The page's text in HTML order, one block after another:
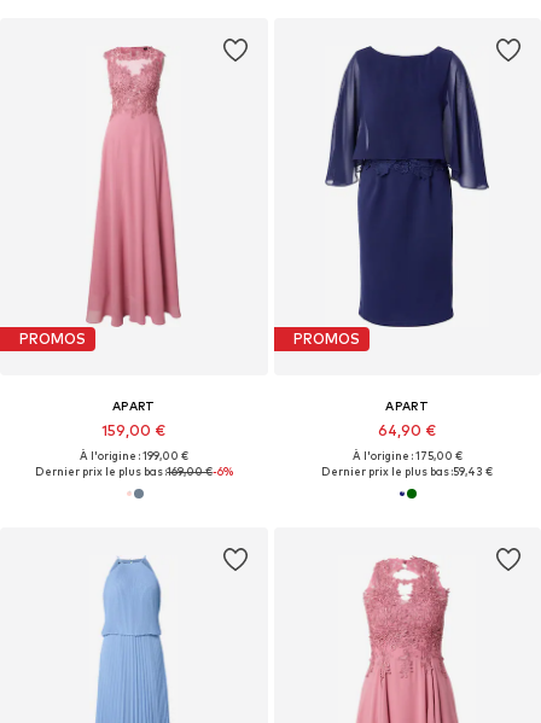
PROMOS
APART
159,00 €
À l'origine : 199,00 €
Dernier prix le plus bas :169,00 €-6%
PROMOS
APART
64,90 €
À l'origine : 175,00 €
Dernier prix le plus bas :59,43 €